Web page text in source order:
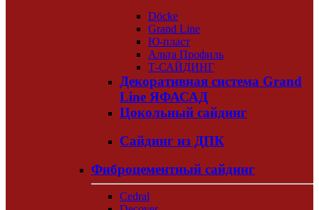
Döcke
Grand Line
Ю-пласт
Альта Профиль
Т-САЙДИНГ
Декоративная система Grand
Line ЯФАСАД
Цокольный сайдинг
Сайдинг из ДПК
Фиброцементный сайдинг
Cedral